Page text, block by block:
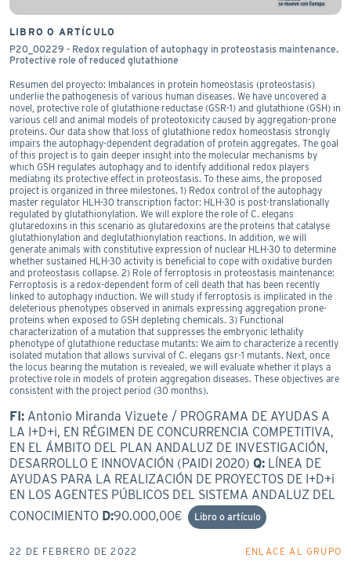
LIBRO O ARTÍCULO
P20_00229 - Redox regulation of autophagy in proteostasis maintenance.
Protective role of reduced glutathione
Resumen del proyecto: Imbalances in protein homeostasis (proteostasis)
underlie the pathogenesis of various human diseases. We have uncovered a
novel, protective role of glutathione reductase (GSR-1) and glutathione (GSH) in
various cell and animal models of proteotoxicity caused by aggregation-prone
proteins. Our data show that loss of glutathione redox homeostasis strongly
impairs the autophagy-dependent degradation of protein aggregates. The goal
of this project is to gain deeper insight into the molecular mechanisms by
which GSH regulates autophagy and to identify additional redox players
mediating its protective effect in proteostasis. To these aims, the proposed
project is organized in three milestones. 1) Redox control of the autophagy
master regulator HLH-30 transcription factor: HLH-30 is post-translationally
regulated by glutathionylation. We will explore the role of C. elegans
glutaredoxins in this scenario as glutaredoxins are the proteins that catalyse
glutathionylation and deglutathionylation reactions. In addition, we will
generate animals with constitutive expression of nuclear HLH-30 to determine
whether sustained HLH-30 activity is beneficial to cope with oxidative burden
and proteostasis collapse. 2) Role of ferroptosis in proteostasis maintenance:
Ferroptosis is a redox-dependent form of cell death that has been recently
linked to autophagy induction. We will study if ferroptosis is implicated in the
deleterious phenotypes observed in animals expressing aggregation prone-
proteins when exposed to GSH depleting chemicals. 3) Functional
characterization of a mutation that suppresses the embryonic lethality
phenotype of glutathione reductase mutants: We aim to characterize a recently
isolated mutation that allows survival of C. elegans gsr-1 mutants. Next, once
the locus bearing the mutation is revealed, we will evaluate whether it plays a
protective role in models of protein aggregation diseases. These objectives are
consistent with the project period (30 months).
FI: Antonio Miranda Vizuete / PROGRAMA DE AYUDAS A
LA I+D+i, EN RÉGIMEN DE CONCURRENCIA COMPETITIVA,
EN EL ÁMBITO DEL PLAN ANDALUZ DE INVESTIGACIÓN,
DESARROLLO E INNOVACIÓN (PAIDI 2020) Q: LÍNEA DE
AYUDAS PARA LA REALIZACIÓN DE PROYECTOS DE I+D+i
EN LOS AGENTES PÚBLICOS DEL SISTEMA ANDALUZ DEL
CONOCIMIENTO D:90.000,00€ Libro o artículo
22 DE FEBRERO DE 2022 ENLACE AL GRUPO